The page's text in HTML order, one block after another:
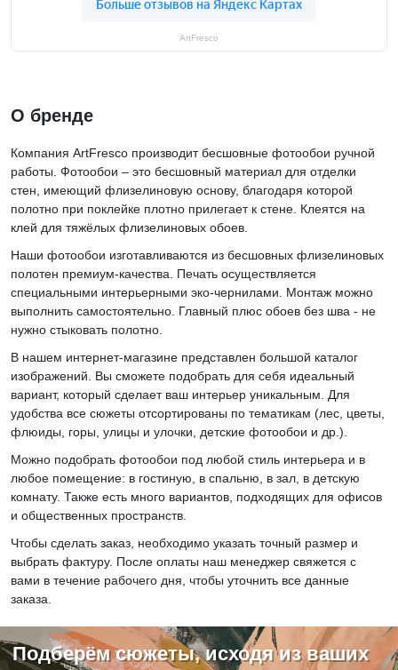
ArtFresco
О бренде
Компания ArtFresco производит бесшовные фотообои ручной
работы. Фотообои – это бесшовный материал для отделки
стен, имеющий флизелиновую основу, благодаря которой
полотно при поклейке плотно прилегает к стене. Клеятся на
клей для тяжёлых флизелиновых обоев.
Наши фотообои изготавливаются из бесшовных флизелиновых
полотен премиум-качества. Печать осуществляется
специальными интерьерными эко-чернилами. Монтаж можно
выполнить самостоятельно. Главный плюс обоев без шва - не
нужно стыковать полотно.
В нашем интернет-магазине представлен большой каталог
изображений. Вы сможете подобрать для себя идеальный
вариант, который сделает ваш интерьер уникальным. Для
удобства все сюжеты отсортированы по тематикам (лес, цветы,
флюиды, горы, улицы и улочки, детские фотообои и др.).
Можно подобрать фотообои под любой стиль интерьера и в
любое помещение: в гостиную, в спальню, в зал, в детскую
комнату. Также есть много вариантов, подходящих для офисов
и общественных пространств.
Чтобы сделать заказ, необходимо указать точный размер и
выбрать фактуру. После оплаты наш менеджер свяжется с
вами в течение рабочего дня, чтобы уточнить все данные
заказа.
Подберём сюжеты, исходя из ваших